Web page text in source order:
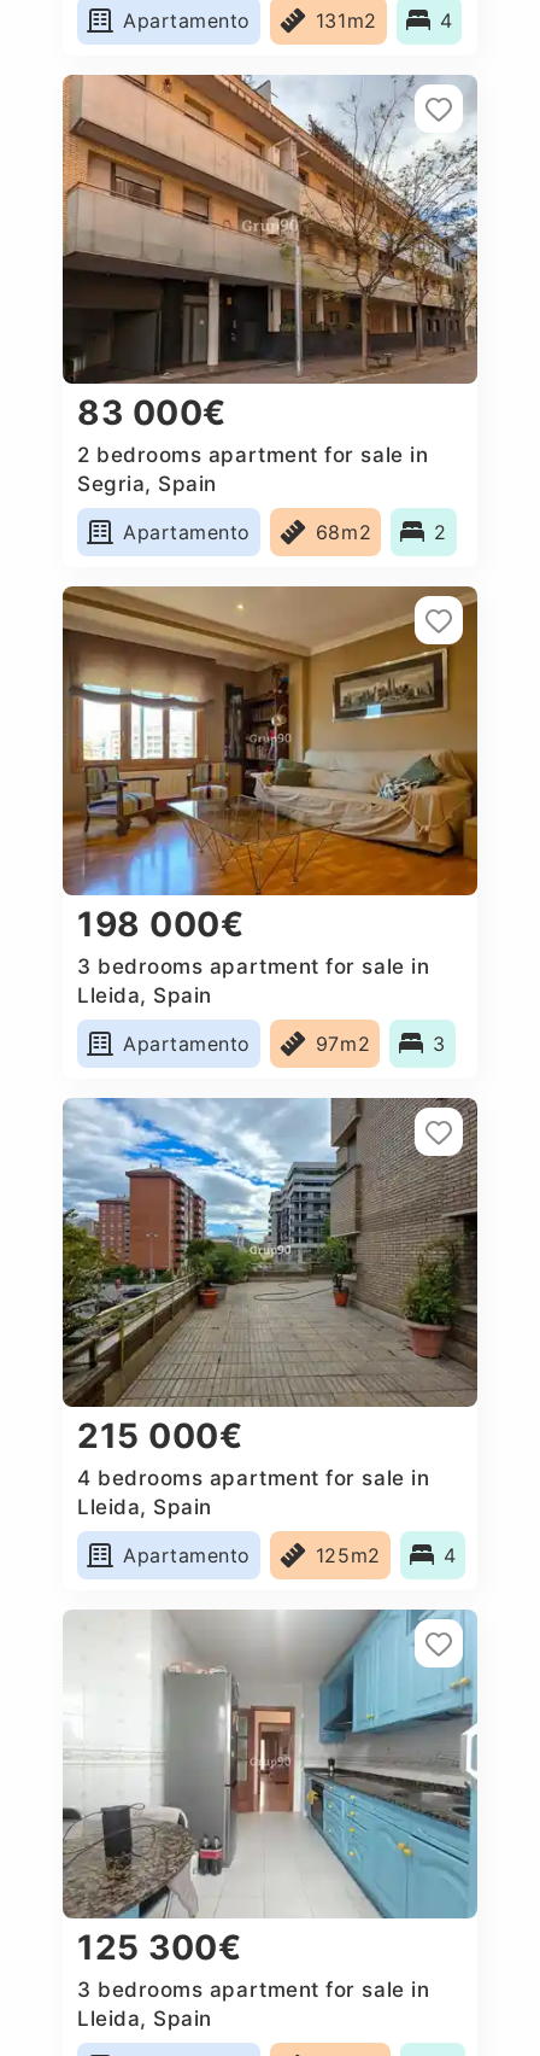
Apartamento
131m2 4
83 000€
2 bedrooms apartment for sale in
Segria, Spain
Apartamento
68m2 2
198 000€
3 bedrooms apartment for sale in
Lleida, Spain
Apartamento
97m2 3
215 000€
4 bedrooms apartment for sale in
Lleida, Spain
Apartamento
125m2 4
125 300€
3 bedrooms apartment for sale in
Lleida, Spain